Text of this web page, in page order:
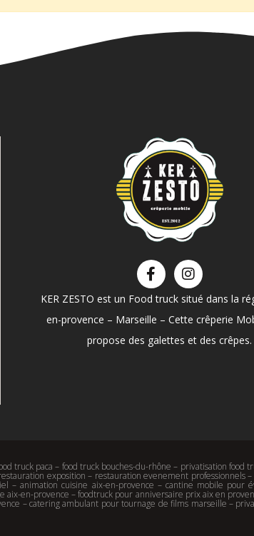
KER ZESTO est un Food truck situé dans la
en-provence – Marseille – Cette crêperie
propose des galettes et des crêpes.
truck paca – food truck bouches-du-rhône – privatisation
exposition – restauration evenement
animation cuisine aix-en-provence – cantine mobile pour
en-provence – foodtruck pour anniversaire prix aix en
– catering ambulant pour tournage de films marseille –